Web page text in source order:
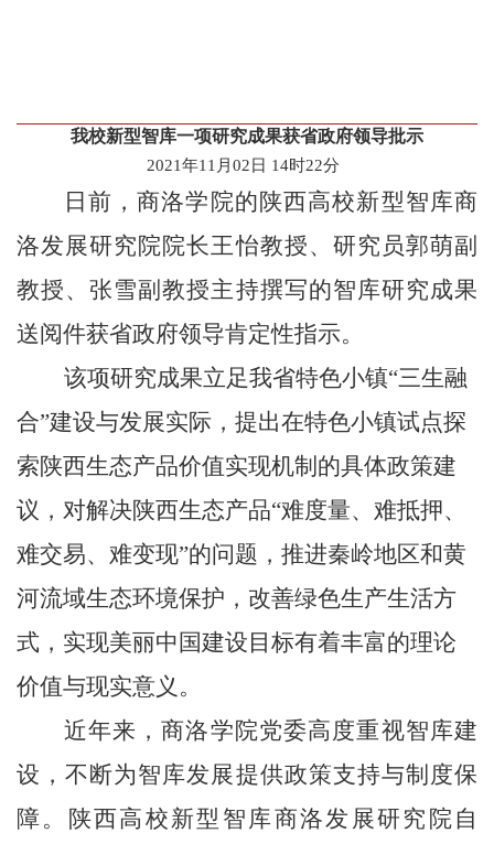
我校新型智库一项研究成果获省政府领导批示
2021年11月02日 14时22分
日前，商洛学院的陕西高校新型智库商
洛发展研究院院长王怡教授、研究员郭萌副
教授、张雪副教授主持撰写的智库研究成果
送阅件获省政府领导肯定性指示。
该项研究成果立足我省特色小镇“三生融
合”建设与发展实际，提出在特色小镇试点探
索陕西生态产品价值实现机制的具体政策建
议，对解决陕西生态产品“难度量、难抵押、
难交易、难变现”的问题，推进秦岭地区和黄
河流域生态环境保护，改善绿色生产生活方
式，实现美丽中国建设目标有着丰富的理论
价值与现实意义。
近年来，商洛学院党委高度重视智库建
设，不断为智库发展提供政策支持与制度保
障。陕西高校新型智库商洛发展研究院自